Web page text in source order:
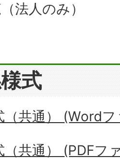
法人のみ）
式
（共通） (Word
（共通） (PDFフ